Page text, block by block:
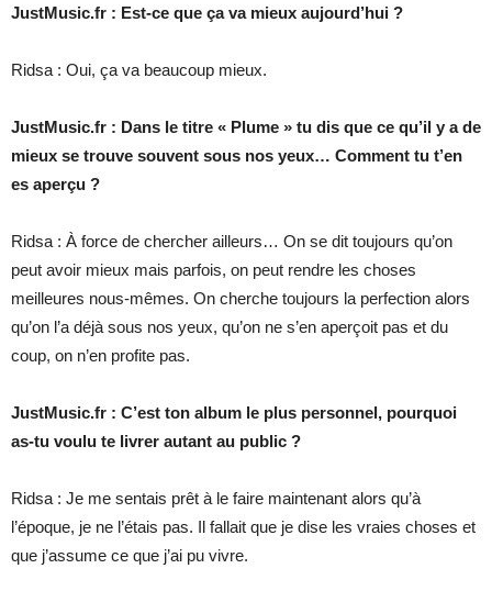
JustMusic.fr : Est-ce que ça va mieux aujourd’hui ?
Ridsa : Oui, ça va beaucoup mieux.
JustMusic.fr : Dans le titre « Plume » tu dis que ce qu’il y a de
mieux se trouve souvent sous nos yeux… Comment tu t’en
es aperçu ?
Ridsa : À force de chercher ailleurs… On se dit toujours qu’on
peut avoir mieux mais parfois, on peut rendre les choses
meilleures nous-mêmes. On cherche toujours la perfection alors
qu’on l’a déjà sous nos yeux, qu’on ne s’en aperçoit pas et du
coup, on n’en profite pas.
JustMusic.fr : C’est ton album le plus personnel, pourquoi
as-tu voulu te livrer autant au public ?
Ridsa : Je me sentais prêt à le faire maintenant alors qu’à
l’époque, je ne l’étais pas. Il fallait que je dise les vraies choses et
que j’assume ce que j’ai pu vivre.